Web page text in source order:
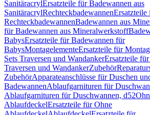
SanitäracrylErsatzteile für Badewannen aus
SanitäracrylRechteckbadewannenErsatzteile
RechteckbadewannenBadewannen aus
für Badewannen aus Mineralwerkstoff
BabysErsatzteile für Badewannen für
BabysMontagelementeErsatzteile für
Sets Traversen und WandankerErsatzteile
Traversen und WandankerZubehör
ZubehörApparateanschlüsse für Duschen
BadewannenAblaufgarnituren für
Ablaufgarnituren für Duschwannen, d52
AblaufdeckelErsatzteile für Ohne